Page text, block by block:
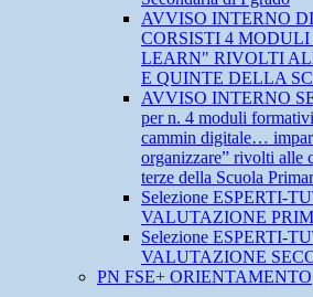
AVVISO INTERNO
CORSISTI 4
LEARN" RIVOLTI
E QUINTE DELLA
AVVISO INTERNO
per n. 4 moduli
cammin digitale…
organizzare” rivolti alle
terze della Scuola
Selezione ESPERTI-
VALUTAZIONE
Selezione ESPERTI-
VALUTAZIONE
PN FSE+ ORIENTAMENTO